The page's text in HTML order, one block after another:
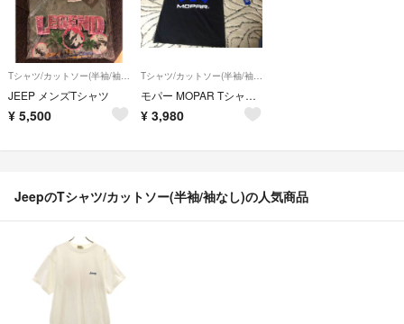
Tシャツ/カットソー(半袖/袖なし)
JEEP メンズTシャツ
¥ 5,500
Tシャツ/カットソー(半袖/袖なし)
モパー MOPAR Tシャツ USディーラーアイテム ジープ ダッジ
¥ 3,980
JeepのTシャツ/カットソー(半袖/袖なし)の人気商品